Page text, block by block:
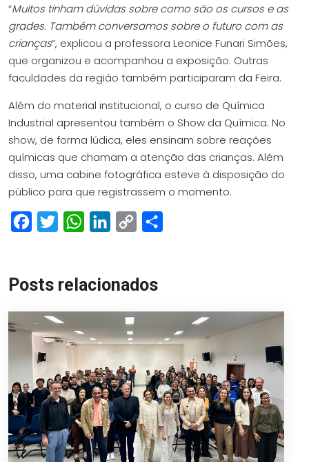
“Muitos tinham dúvidas sobre como são os cursos e as
grades. Também conversamos sobre o futuro com as
crianças”, explicou a professora Leonice Funari Simões,
que organizou e acompanhou a exposição. Outras
faculdades da região também participaram da Feira.
Além do material institucional, o curso de Química
Industrial apresentou também o Show da Química. No
show, de forma lúdica, eles ensinam sobre reações
químicas que chamam a atenção das crianças. Além
disso, uma cabine fotográfica esteve à disposição do
público para que registrassem o momento.
FacebookTwitterWhatsAppLinkedIn
Copy
Posts relacionados